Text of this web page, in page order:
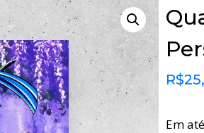
R$
Em